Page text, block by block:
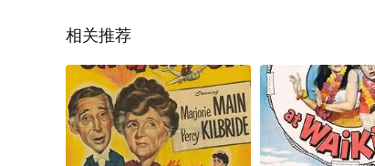
相关推荐